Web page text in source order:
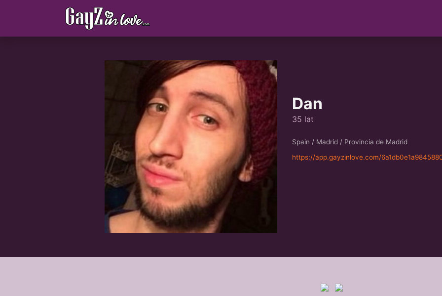
Dan
35 lat
Spain / Madrid / Provincia de Madrid
https://app.gayzinlove.com/